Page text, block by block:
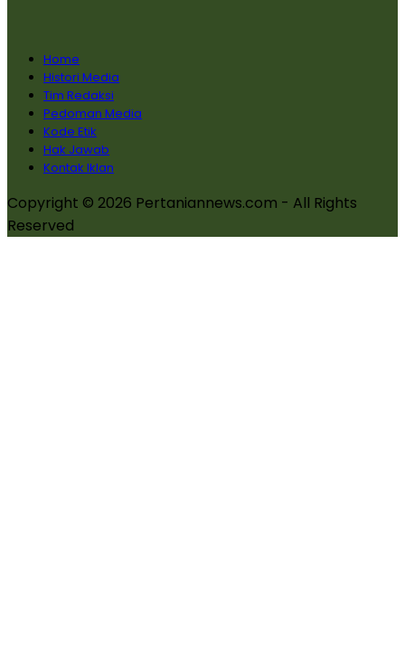
Home
Histori Media
Tim Redaksi
Pedoman Media
Kode Etik
Hak Jawab
Kontak Iklan
Copyright © 2026 Pertaniannews.com - All Rights
Reserved